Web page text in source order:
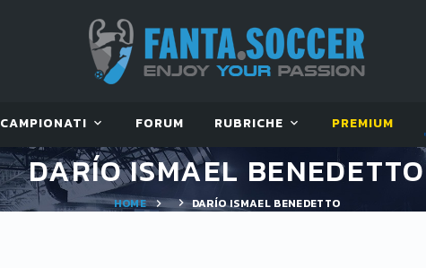
CAMPIONATI FORUM RUBRICHE PREMIUM
DARÍO ISMAEL BENEDETTO
HOME DARÍO ISMAEL BENEDETTO